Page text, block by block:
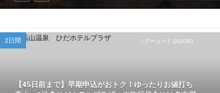
ツアーコード Q02OEQ
2日間
【45日前まで】早期申込がおトク！ゆったりお値打ち